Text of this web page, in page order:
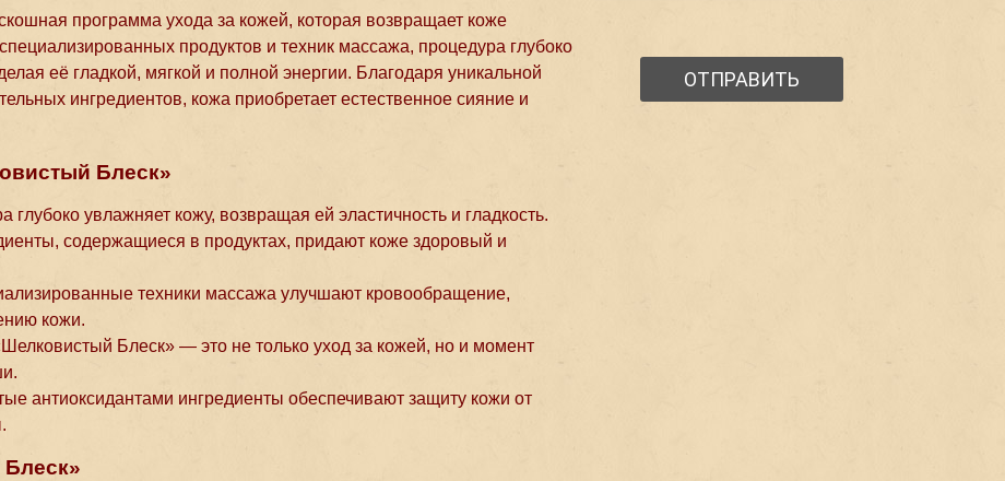
программа ухода за кожей, которая возвращает коже
продуктов и техник массажа, процедура глубоко
её гладкой, мягкой и полной энергии. Благодаря уникальной
ингредиентов, кожа приобретает естественное сияние и
Блеск»
глубоко увлажняет кожу, возвращая ей эластичность и гладкость.
содержащиеся в продуктах, придают коже здоровый и
техники массажа улучшают кровообращение,
кожи.
Блеск» — это не только уход за кожей, но и момент
антиоксидантами ингредиенты обеспечивают защиту кожи от